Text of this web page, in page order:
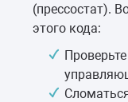
(прессостат).
этого кода: